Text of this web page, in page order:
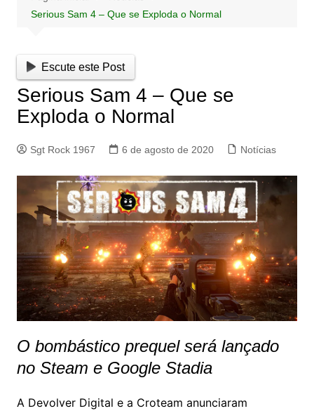
Serious Sam 4 – Que se Exploda o Normal
Escute este Post
Serious Sam 4 – Que se
Exploda o Normal
Sgt Rock 1967 6 de agosto de 2020 Notícias
O bombástico prequel será lançado
no Steam e Google Stadia
A Devolver Digital e a Croteam anunciaram